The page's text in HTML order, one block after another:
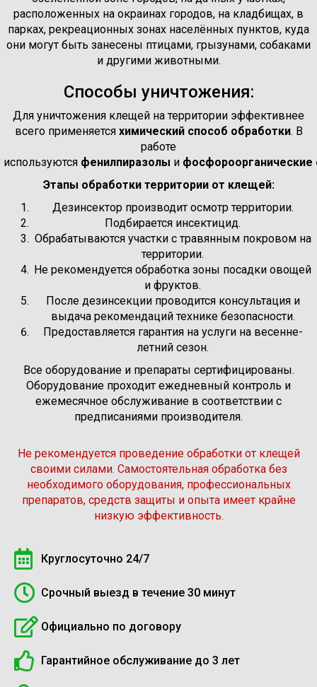
расположенных на окраинах городов, на кладбищах, в
парках, рекреационных зонах населённых пунктов, куда
они могут быть занесены птицами, грызунами, собаками
и другими животными.
Способы уничтожения:
Для уничтожения клещей на территории эффективнее
всего применяется химический способ обработки. В
работе
используются фенилпиразолы и фосфороорганические
Этапы обработки территории от клещей:
Дезинсектор производит осмотр территории.
Подбирается инсектицид.
Обрабатываются участки с травянным покровом на
территории.
Не рекомендуется обработка зоны посадки овощей
и фруктов.
После дезинсекции проводится консультация и
выдача рекомендаций технике безопасности.
Предоставляется гарантия на услуги на весенне-
летний сезон.
Все оборудование и препараты сертифицированы.
Оборудование проходит ежедневный контроль и
ежемесячное обслуживание в соответствии с
предписаниями производителя.
Не рекомендуется проведение обработки от клещей
своими силами. Самостоятельная обработка без
необходимого оборудования, профессиональных
препаратов, средств защиты и опыта имеет крайне
низкую эффективность.
Круглосуточно 24/7
Срочный выезд в течение 30 минут
Официально по договору
Гарантийное обслуживание до 3 лет